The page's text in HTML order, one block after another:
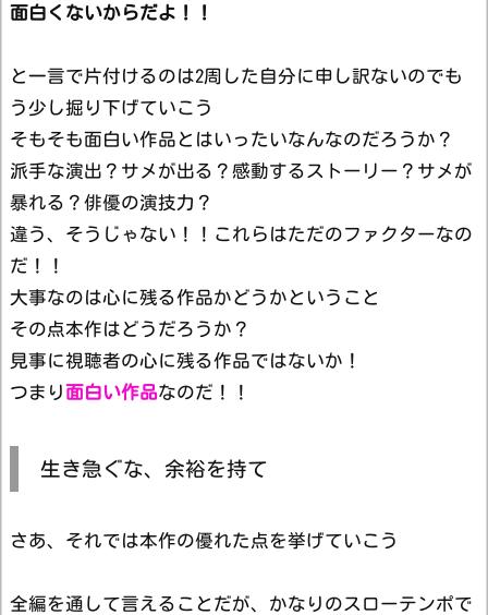
面白くないからだよ！！
と一言で片付けるのは2周した自分に申し訳ないのでも
う少し掘り下げていこう
そもそも面白い作品とはいったいなんなのだろうか？
派手な演出？サメが出る？感動するストーリー？サメが
暴れる？俳優の演技力？
違う、そうじゃない！！これらはただのファクターなの
だ！！
大事なのは心に残る作品かどうかということ
その点本作はどうだろうか？
見事に視聴者の心に残る作品ではないか！
つまり面白い作品なのだ！！
生き急ぐな、余裕を持て
さあ、それでは本作の優れた点を挙げていこう
全編を通して言えることだが、かなりのスローテンポで